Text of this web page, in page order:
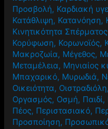
Προσβολή, Καρδιακή
Κατάθλιψη, Κατανόηση,
Κινητικότητα Σπέρματος
Κορύφωση, Κορωνοϊός,
Μακροζωία, Μέγεθος,
Μεταμέλεια, Μηνιαίος
Μπαχαρικό, Μυρωδιά,
Οικειότητα, Οιστραδιόλη,
Οργασμός, Οσμή, Παιδί,
Πέος, Περιστασιακό,
Προσποίηση,